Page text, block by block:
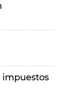
impuestos